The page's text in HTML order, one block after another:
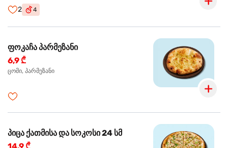
2 4
ფოკაჩა პარმეზანი
6,9 ₾
ცომი, პარმეზანი
პიცა ქათმისა და სოკოსი 24 სმ